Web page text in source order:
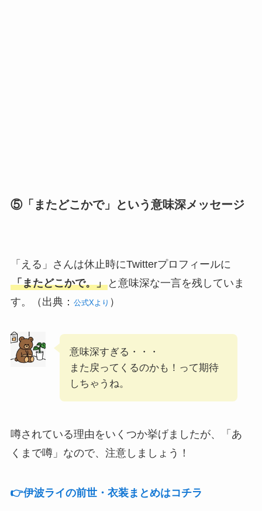
⑤「またどこかで」という意味深メッセージ
「える」さんは休止時にTwitterプロフィールに
「またどこかで。」と意味深な一言を残していま
す。（出典： 公式Xより ）
意味深すぎる・・・
また戻ってくるのかも！って期待
しちゃうね。
噂されている理由をいくつか挙げましたが、「あ
くまで噂」なので、注意しましょう！
👉️伊波ライの前世・衣装まとめはコチラ